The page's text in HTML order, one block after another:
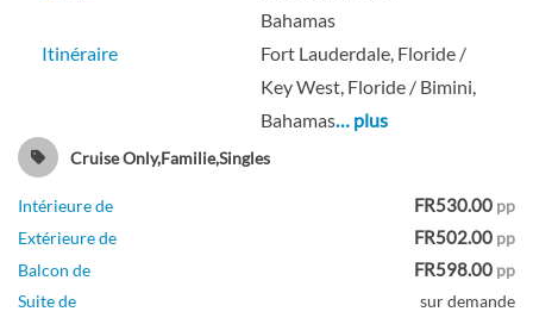
Pont 02
Intérieur-[4V]
Pont 02
Bahamas
Itinéraire
Fort Lauderdale, Floride /
Key West, Floride / Bimini,
Bahamas… plus
Cruise Only,Familie,Singles
Intérieure de FR530.00 pp
Extérieure de
FR502.00 pp
Balcon de
FR598.00 pp
Suite de
sur demande